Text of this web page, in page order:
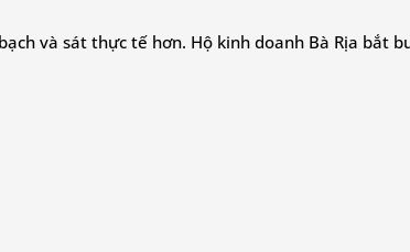
và sát thực tế hơn. Hộ kinh doanh Bà Rịa bắt